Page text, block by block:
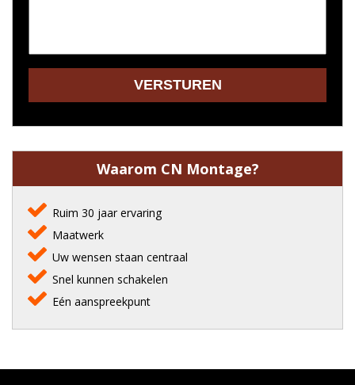
Waarom CN Montage?
Ruim 30 jaar ervaring
Maatwerk
Uw wensen staan centraal
Snel kunnen schakelen
Eén aanspreekpunt